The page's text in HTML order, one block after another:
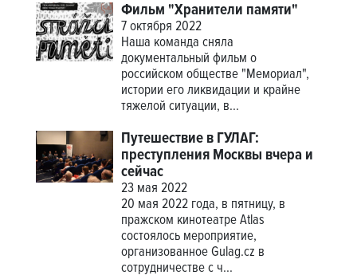
Фильм "Хранители памяти"
7 октября 2022
Наша команда сняла
документальный фильм о
российском обществе "Мемориал",
истории его ликвидации и крайне
тяжелой ситуации, в...
Путешествие в ГУЛАГ:
преступления Москвы вчера и
сейчас
23 мая 2022
20 мая 2022 года, в пятницу, в
пражском кинотеатре Atlas
состоялось мероприятие,
организованное Gulag.cz в
сотрудничестве с ч...